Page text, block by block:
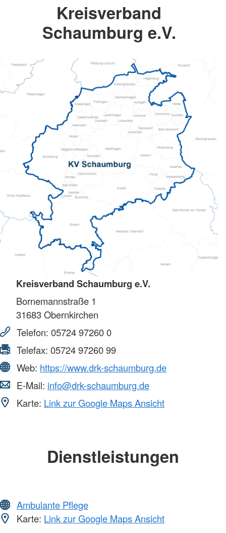
Kreisverband
Schaumburg e.V.
Kreisverband Schaumburg e.V.
Bornemannstraße 1
31683Obernkirchen
Telefon: 05724 97260 0
Telefax: 05724 97260 99
Web: https://www.drk-schaumburg.de
E-Mail: info@drk-schaumburg.de
Karte: Link zur Google Maps Ansicht
Dienstleistungen
Ambulante Pflege
Karte: Link zur Google Maps Ansicht